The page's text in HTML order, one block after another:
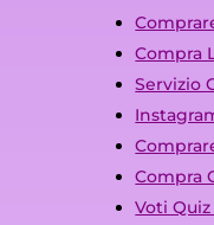
Compra
Servizio
Compra
Voti